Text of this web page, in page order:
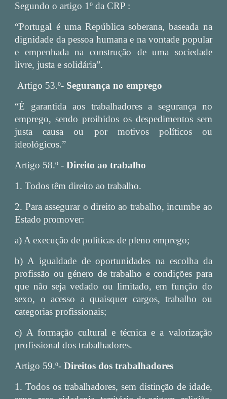
Segundo o artigo 1º da CRP :
“Portugal é uma República soberana, baseada na
dignidade da pessoa humana e na vontade popular
e empenhada na construção de uma sociedade
livre, justa e solidária”.
Artigo 53.º- Segurança no emprego
“É garantida aos trabalhadores a segurança no
emprego, sendo proibidos os despedimentos sem
justa causa ou por motivos políticos ou
ideológicos.”
Artigo 58.º - Direito ao trabalho
1. Todos têm direito ao trabalho.
2. Para assegurar o direito ao trabalho, incumbe ao
Estado promover:
a) A execução de políticas de pleno emprego;
b) A igualdade de oportunidades na escolha da
profissão ou género de trabalho e condições para
que não seja vedado ou limitado, em função do
sexo, o acesso a quaisquer cargos, trabalho ou
categorias profissionais;
c) A formação cultural e técnica e a valorização
profissional dos trabalhadores.
Artigo 59.º-Direitos dos trabalhadores
1. Todos os trabalhadores, sem distinção de idade,